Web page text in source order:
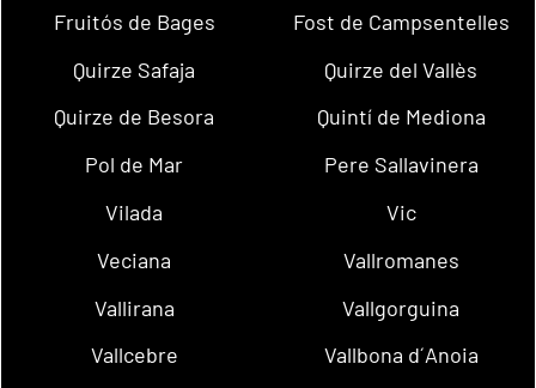
Fruitós de Bages
Fost de Campsentelles
Quirze Safaja
Quirze del Vallès
Quirze de Besora
Quintí de Mediona
Pol de Mar
Pere Sallavinera
Vilada
Vic
Veciana
Vallromanes
Vallirana
Vallgorguina
Vallcebre
Vallbona d´Anoia